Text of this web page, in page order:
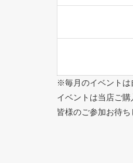
※毎月のイベントは
イベントは当店ご
皆様のご参加お待ち